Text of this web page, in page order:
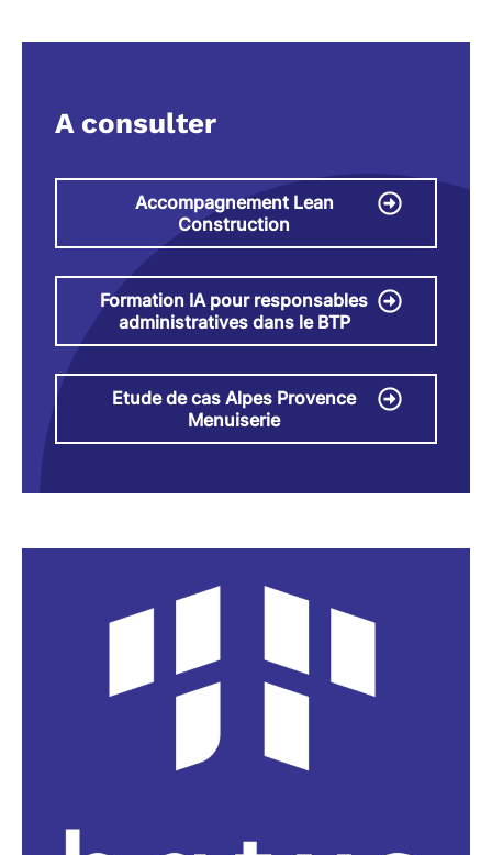
A consulter
Accompagnement Lean
Construction
Formation IA pour responsables
administratives dans le BTP
Etude de cas Alpes Provence
Menuiserie